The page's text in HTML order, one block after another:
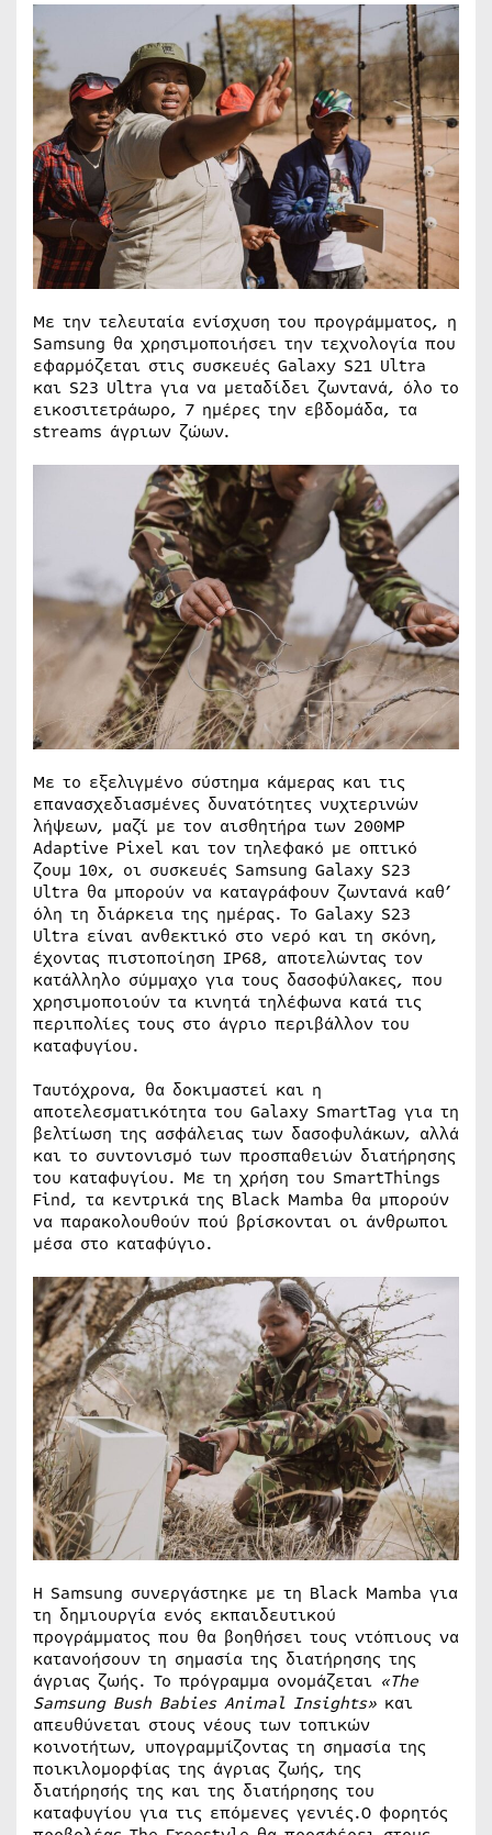
Με την τελευταία ενίσχυση του προγράμματος, η
Samsung θα χρησιμοποιήσει την τεχνολογία που
εφαρμόζεται στις συσκευές Galaxy S21 Ultra
και S23 Ultra για να μεταδίδει ζωντανά, όλο το
εικοσιτετράωρο, 7 ημέρες την εβδομάδα, τα
streams άγριων ζώων.
Με το εξελιγμένο σύστημα κάμερας και τις
επανασχεδιασμένες δυνατότητες νυχτερινών
λήψεων, μαζί με τον αισθητήρα των 200MP
Adaptive Pixel και τον τηλεφακό με οπτικό
ζουμ 10x, οι συσκευές Samsung Galaxy S23
Ultra θα μπορούν να καταγράφουν ζωντανά καθ’
όλη τη διάρκεια της ημέρας. Το Galaxy S23
Ultra είναι ανθεκτικό στο νερό και τη σκόνη,
έχοντας πιστοποίηση IP68, αποτελώντας τον
κατάλληλο σύμμαχο για τους δασοφύλακες, που
χρησιμοποιούν τα κινητά τηλέφωνα κατά τις
περιπολίες τους στο άγριο περιβάλλον του
καταφυγίου.
Ταυτόχρονα, θα δοκιμαστεί και η
αποτελεσματικότητα του Galaxy SmartTag για τη
βελτίωση της ασφάλειας των δασοφυλάκων, αλλά
και το συντονισμό των προσπαθειών διατήρησης
του καταφυγίου. Με τη χρήση του SmartThings
Find, τα κεντρικά της Black Mamba θα μπορούν
να παρακολουθούν πού βρίσκονται οι άνθρωποι
μέσα στο καταφύγιο.
Η Samsung συνεργάστηκε με τη Black Mamba για
τη δημιουργία ενός εκπαιδευτικού
προγράμματος που θα βοηθήσει τους ντόπιους να
κατανοήσουν τη σημασία της διατήρησης της
άγριας ζωής. Το πρόγραμμα ονομάζεται «The
Samsung Bush Babies Animal Insights» και
απευθύνεται στους νέους των τοπικών
κοινοτήτων, υπογραμμίζοντας τη σημασία της
ποικιλομορφίας της άγριας ζωής, της
διατήρησής της και της διατήρησης του
καταφυγίου για τις επόμενες γενιές.Ο φορητός